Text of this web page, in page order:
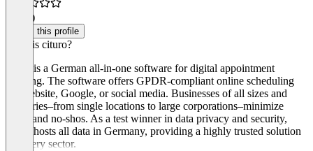
(3)
Claim this profile
What is cituro?
cituro is a German all-in-one software for digital appointment
booking. The software offers GPDR-compliant online scheduling
via website, Google, or social media. Businesses of all sizes and
industries–from single locations to large corporations–minimize
effort and no-shos. As a test winner in data privacy and security,
cituro hosts all data in Germany, providing a highly trusted solution
for every sector.